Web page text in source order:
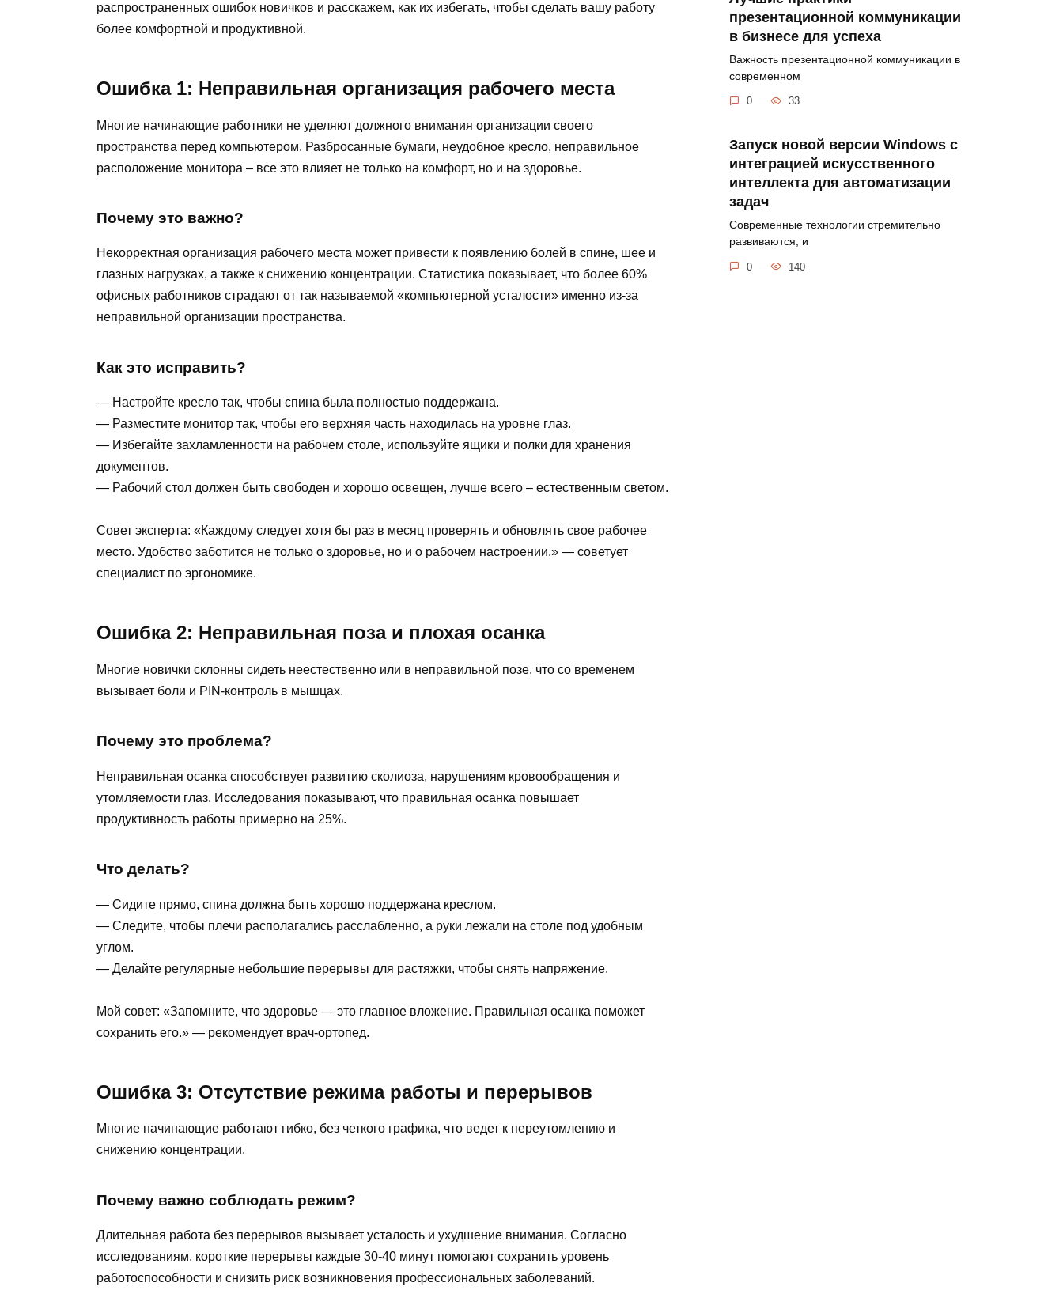
распространенных ошибок новичков и расскажем, как их избегать, чтобы сделать вашу работу
более комфортной и продуктивной.
Ошибка 1: Неправильная организация рабочего места
Многие начинающие работники не уделяют должного внимания организации своего
пространства перед компьютером. Разбросанные бумаги, неудобное кресло, неправильное
расположение монитора – все это влияет не только на комфорт, но и на здоровье.
Почему это важно?
Некорректная организация рабочего места может привести к появлению болей в спине, шее и
глазных нагрузках, а также к снижению концентрации. Статистика показывает, что более 60%
офисных работников страдают от так называемой «компьютерной усталости» именно из-за
неправильной организации пространства.
Как это исправить?
— Настройте кресло так, чтобы спина была полностью поддержана.
— Разместите монитор так, чтобы его верхняя часть находилась на уровне глаз.
— Избегайте захламленности на рабочем столе, используйте ящики и полки для хранения
документов.
— Рабочий стол должен быть свободен и хорошо освещен, лучше всего – естественным светом.
Совет эксперта: «Каждому следует хотя бы раз в месяц проверять и обновлять свое рабочее
место. Удобство заботится не только о здоровье, но и о рабочем настроении.» — советует
специалист по эргономике.
Ошибка 2: Неправильная поза и плохая осанка
Многие новички склонны сидеть неестественно или в неправильной позе, что со временем
вызывает боли и PIN-контроль в мышцах.
Почему это проблема?
Неправильная осанка способствует развитию сколиоза, нарушениям кровообращения и
утомляемости глаз. Исследования показывают, что правильная осанка повышает
продуктивность работы примерно на 25%.
Что делать?
— Сидите прямо, спина должна быть хорошо поддержана креслом.
— Следите, чтобы плечи располагались расслабленно, а руки лежали на столе под удобным
углом.
— Делайте регулярные небольшие перерывы для растяжки, чтобы снять напряжение.
Мой совет: «Запомните, что здоровье — это главное вложение. Правильная осанка поможет
сохранить его.» — рекомендует врач-ортопед.
Ошибка 3: Отсутствие режима работы и перерывов
Многие начинающие работают гибко, без четкого графика, что ведет к переутомлению и
снижению концентрации.
Почему важно соблюдать режим?
Длительная работа без перерывов вызывает усталость и ухудшение внимания. Согласно
исследованиям, короткие перерывы каждые 30-40 минут помогают сохранить уровень
работоспособности и снизить риск возникновения профессиональных заболеваний.
презентационной коммуникации
в бизнесе для успеха
Важность презентационной коммуникации в
современном
0 33
Запуск новой версии Windows с
интеграцией искусственного
интеллекта для автоматизации
задач
Современные технологии стремительно
развиваются, и
0 140